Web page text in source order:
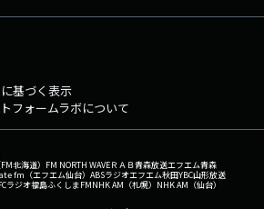
基づく表示
フォームラボについて
北海道） FM NORTH WAVEＲＡＢ青森放送エフエム青森
fm（エフエム仙台） ABSラジオエフエム秋田YBC山形放送
ラジオ福島ふくしまFMNHK AM（札幌） NHK AM（仙台）